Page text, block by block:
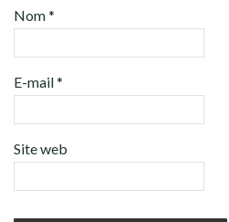
Nom*
E-mail*
Site web